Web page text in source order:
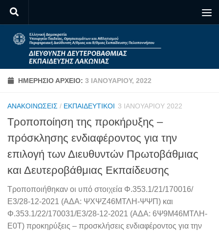
Skip to content
ΗΜΕΡΉΣΙΟ ΑΡΧΕΊΟ: 3 ΙΑΝΟΥΑΡΊΟΥ, 2022
ΑΝΑΚΟΙΝΏΣΕΙΣ / ΕΚΠΑΙΔΕΥΤΙΚΟΊ 3 ΙΑΝΟΥΑΡΊΟΥ 2022
Τροποποίηση της προκήρυξης –
πρόσκλησης ενδιαφέροντος για την
επιλογή των Διευθυντών Πρωτοβάθμιας
και Δευτεροβάθμιας Εκπαίδευσης
Τροποποιήθηκαν οι υπό στοιχεία Φ.353.1/21/170016/
Ε3/28-12-2021 (ΑΔΑ: ΨΧΨΖ46ΜΤΛΗ-ΨΨΠ) και
Φ.353.1/22/170031/Ε3/28-12-2021 (ΑΔΑ: 6Ψ9M46ΜΤΛΗ-
E0T) προκηρύξεις – προσκλήσεις ενδιαφέροντος για την